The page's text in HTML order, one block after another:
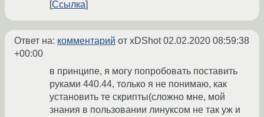
Ссылка
Ответ на: комментарий от xDShot02.02.2020 08:59:38
+00:00
в принципе, я могу попробовать поставить
руками 440.44, только я не понимаю, как
установить те скрипты(сложно мне, мой
знания в пользовании линуксом не так уж и